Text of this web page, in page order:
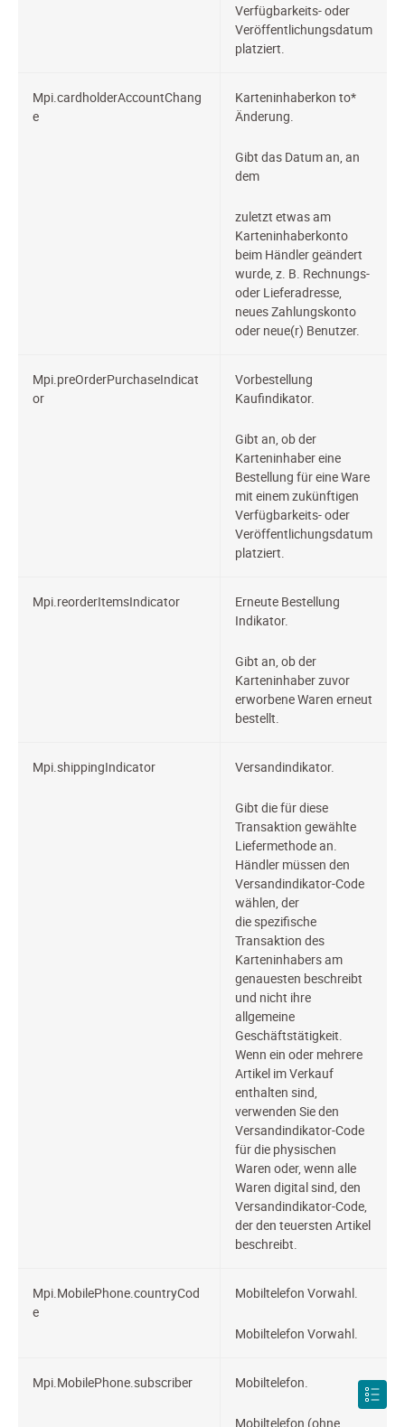
Verfügbarkeits- oder
Veröffentlichungsdatum
platziert.
Mpi.cardholderAccountChang
e
Karteninhaberkon to*
Änderung.
Gibt das Datum an, an
dem
zuletzt etwas am
Karteninhaberkonto
beim Händler geändert
wurde, z. B. Rechnungs-
oder Lieferadresse,
neues Zahlungskonto
oder neue(r) Benutzer.
Mpi.preOrderPurchaseIndicat
or
Vorbestellung
Kaufindikator.
Gibt an, ob der
Karteninhaber eine
Bestellung für eine Ware
mit einem zukünftigen
Verfügbarkeits- oder
Veröffentlichungsdatum
platziert.
Mpi.reorderItemsIndicator Erneute Bestellung
Indikator.
Gibt an, ob der
Karteninhaber zuvor
erworbene Waren erneut
bestellt.
Mpi.shippingIndicator Versandindikator.
Gibt die für diese
Transaktion gewählte
Liefermethode an.
Händler müssen den
Versandindikator-Code
wählen, der
die spezifische
Transaktion des
Karteninhabers am
genauesten beschreibt
und nicht ihre
allgemeine
Geschäftstätigkeit.
Wenn ein oder mehrere
Artikel im Verkauf
enthalten sind,
verwenden Sie den
Versandindikator-Code
für die physischen
Waren oder, wenn alle
Waren digital sind, den
Versandindikator-Code,
der den teuersten Artikel
beschreibt.
Mpi.MobilePhone.countryCod
e
Mobiltelefon Vorwahl.
Mobiltelefon Vorwahl.
Mpi.MobilePhone.subscriber Mobiltelefon.
Mobiltelefon (ohne